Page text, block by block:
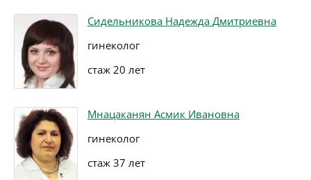
Сидельникова Надежда Дмитриевна
гинеколог
стаж 20 лет
Мнацаканян Асмик Ивановна
гинеколог
стаж 37 лет